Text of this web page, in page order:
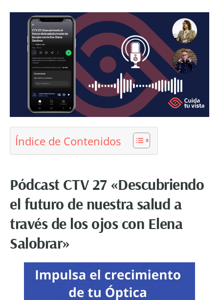
Índice de Contenidos
Pódcast CTV 27 «Descubriendo
el futuro de nuestra salud a
través de los ojos con Elena
Salobrar»